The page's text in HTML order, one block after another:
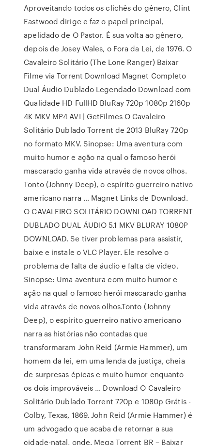
Aproveitando todos os clichês do gênero, Clint
Eastwood dirige e faz o papel principal,
apelidado de O Pastor. É sua volta ao gênero,
depois de Josey Wales, o Fora da Lei, de 1976. O
Cavaleiro Solitário (The Lone Ranger) Baixar
Filme via Torrent Download Magnet Completo
Dual Áudio Dublado Legendado Download com
Qualidade HD FullHD BluRay 720p 1080p 2160p
4K MKV MP4 AVI | GetFilmes O Cavaleiro
Solitário Dublado Torrent de 2013 BluRay 720p
no formato MKV. Sinopse: Uma aventura com
muito humor e ação na qual o famoso herói
mascarado ganha vida através de novos olhos.
Tonto (Johnny Deep), o espírito guerreiro nativo
americano narra … Magnet Links de Download.
O CAVALEIRO SOLITÁRIO DOWNLOAD TORRENT
DUBLADO DUAL ÁUDIO 5.1 MKV BLURAY 1080P
DOWNLOAD. Se tiver problemas para assistir,
baixe e instale o VLC Player. Ele resolve o
problema de falta de áudio e falta de vídeo.
Sinopse: Uma aventura com muito humor e
ação na qual o famoso herói mascarado ganha
vida através de novos olhos.Tonto (Johnny
Deep), o espírito guerreiro nativo americano
narra as histórias não contadas que
transformaram John Reid (Armie Hammer), um
homem da lei, em uma lenda da justiça, cheia
de surpresas épicas e muito humor enquanto
os dois improváveis … Download O Cavaleiro
Solitário Dublado Torrent 720p e 1080p Grátis -
Colby, Texas, 1869. John Reid (Armie Hammer) é
um advogado que acaba de retornar a sua
cidade-natal, onde. Mega Torrent BR – Baixar